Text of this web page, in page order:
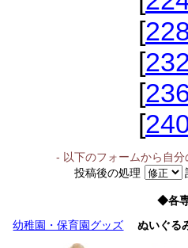
[
[
[
[
- 以下のフォームから自
投稿後の処理
◆各
幼稚園・保育園グッズ
ぬいぐる